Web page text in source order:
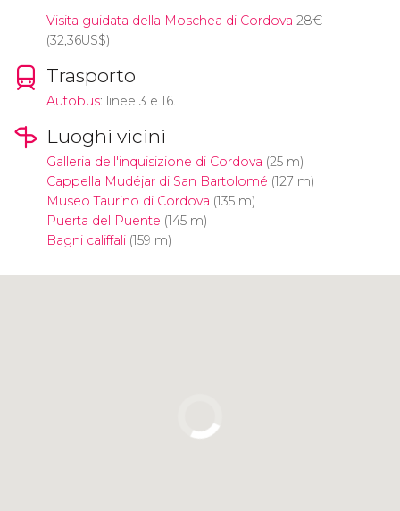
Visita guidata della Moschea di Cordova 28€
(32,36US$)
Trasporto
Autobus: linee 3 e 16.
Luoghi vicini
Galleria dell'inquisizione di Cordova (25 m)
Cappella Mudéjar di San Bartolomé (127 m)
Museo Taurino di Cordova (135 m)
Puerta del Puente (145 m)
Bagni califfali(159 m)